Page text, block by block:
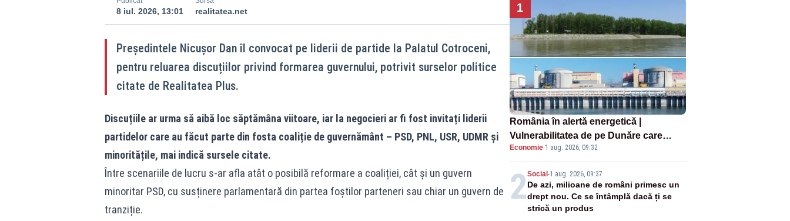
8 iul. 2026, 13:01 realitatea.net
Președintele Nicușor Dan îI convocat pe liderii de partide la Palatul Cotroceni,
pentru reluarea discuțiilor privind formarea guvernului, potrivit surselor politice
citate de Realitatea Plus.
Discuțiile ar urma să aibă loc săptămâna viitoare, iar la negocieri ar fi fost invitați liderii
partidelor care au făcut parte din fosta coaliție de guvernământ – PSD, PNL, USR, UDMR și
minoritățile, mai indică sursele citate.
Între scenariile de lucru s-ar afla atât o posibilă reformare a coaliției, cât și un guvern
minoritar PSD, cu susținere parlamentară din partea foștilor parteneri sau chiar un guvern de
tranziție.
1
România în alertă energetică |
Vulnerabilitatea de pe Dunăre care
pune în pericol Centrala Cernavodă era
cunoscută de pe vremea lui Ceaușescu
Economie·1 aug. 2026, 09:32
2Social -1 aug. 2026, 09:37
De azi, milioane de români primesc un
drept nou. Ce se întâmplă dacă ți se
strică un produs